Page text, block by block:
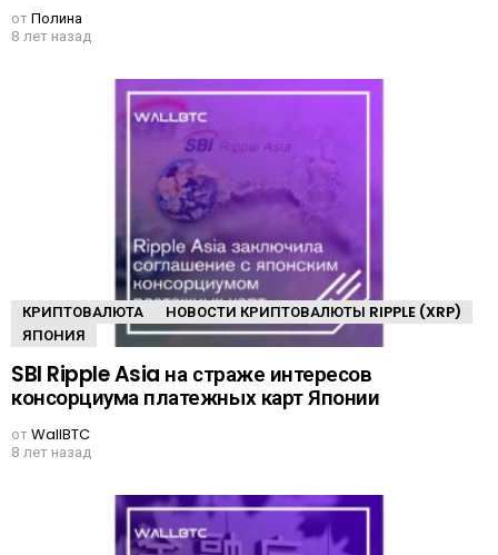
отПолина
8 лет назад
КРИПТОВАЛЮТА
НОВОСТИ КРИПТОВАЛЮТЫ RIPPLE (XRP)
ЯПОНИЯ
SBI Ripple Asia на страже интересов
консорциума платежных карт Японии
отWallBTC
8 лет назад